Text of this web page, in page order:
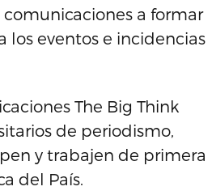
a formar
eventos e incidencias
The Big Think
de periodismo,
y trabajen de primera
del País.